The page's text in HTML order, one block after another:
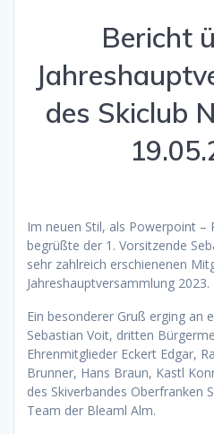
Bericht
des Skiclub
Im neuen Stil, als Powerpoint –
begrüßte der 1. Vorsitzende
sehr zahlreich erschienenen
Jahreshauptversammlung 2023.
Ein besonderer Gruß erging an
Sebastian Voit, dritten
Ehrenmitglieder Eckert Edgar,
Brunner, Hans Braun, Kastl
des Skiverbandes Oberfranken
Team der Bleaml Alm.